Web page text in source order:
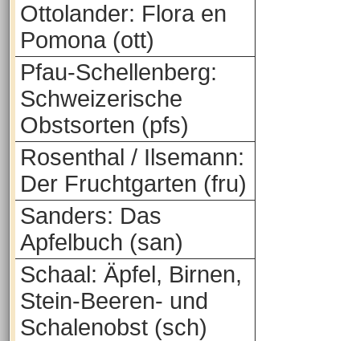
Ottolander: Flora en
Pomona (ott)
Pfau-Schellenberg:
Schweizerische
Obstsorten (pfs)
Rosenthal / Ilsemann:
Der Fruchtgarten (fru)
Sanders: Das
Apfelbuch (san)
Schaal: Äpfel, Birnen,
Stein-Beeren- und
Schalenobst (sch)